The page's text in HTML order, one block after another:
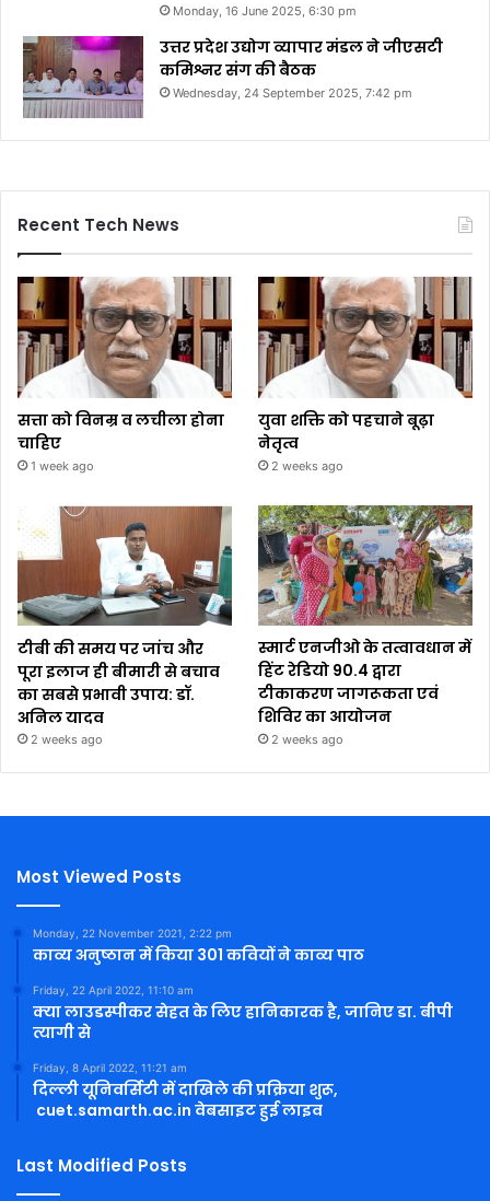
Monday, 16 June 2025, 6:30 pm
उत्तर प्रदेश उद्योग व्यापार मंडल ने जीएसटी
कमिश्नर संग की बैठक
Wednesday, 24 September 2025, 7:42 pm
Recent Tech News
सत्ता को विनम्र व लचीला होना
चाहिए
1 week ago
युवा शक्ति को पहचाने बूढ़ा
नेतृत्व
2 weeks ago
टीबी की समय पर जांच और
पूरा इलाज ही बीमारी से बचाव
का सबसे प्रभावी उपाय: डॉ.
अनिल यादव
2 weeks ago
स्मार्ट एनजीओ के तत्वावधान में
हिंट रेडियो 90.4 द्वारा
टीकाकरण जागरूकता एवं
शिविर का आयोजन
2 weeks ago
Most Viewed Posts
Monday, 22 November 2021, 2:22 pm
काव्य अनुष्ठान में किया 301 कवियों ने काव्य पाठ
Friday, 22 April 2022, 11:10 am
क्या लाउडस्पीकर सेहत के लिए हानिकारक है, जानिए डा. बीपी
त्यागी से
Friday, 8 April 2022, 11:21 am
दिल्ली यूनिवर्सिटी में दाखिले की प्रक्रिया शुरू,
cuet.samarth.ac.in वेबसाइट हुई लाइव
Last Modified Posts